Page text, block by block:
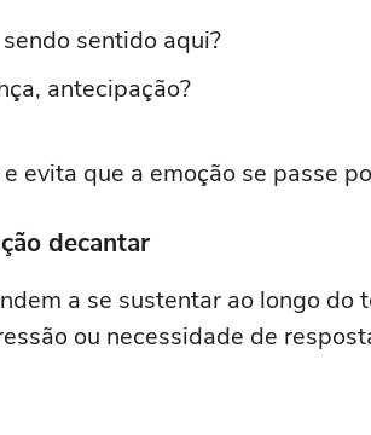
sentido aqui?
antecipação?
evita que a emoção se passe
decantar
a se sustentar ao longo do
ou necessidade de